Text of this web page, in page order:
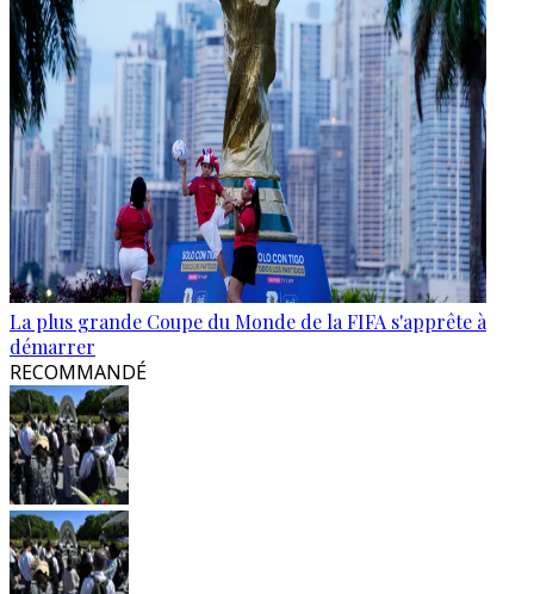
La plus grande Coupe du Monde de la FIFA s'apprête à
démarrer
RECOMMANDÉ